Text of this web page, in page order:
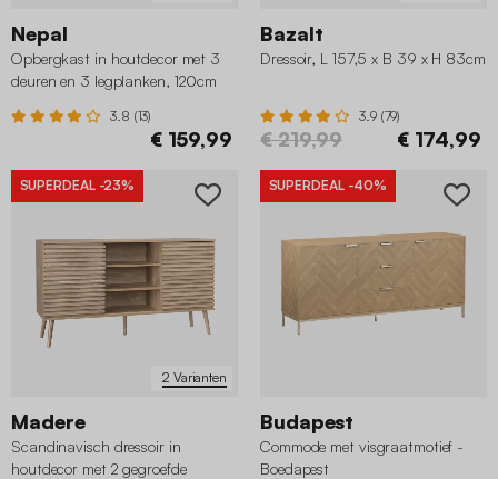
Nepal
Opbergkast in houtdecor met 3
deuren en 3 legplanken, 120cm
3.8 (13)
€ 159,99
Bazalt
Dressoir, L 157,5 x B 39 x H 83cm
3.9 (79)
€ 219,99 € 174,99
2 Varianten
SUPERDEAL -23%
Madere
Scandinavisch dressoir in
houtdecor met 2 gegroefde
SUPERDEAL -40%
Budapest
Commode met visgraatmotief -
Boedapest